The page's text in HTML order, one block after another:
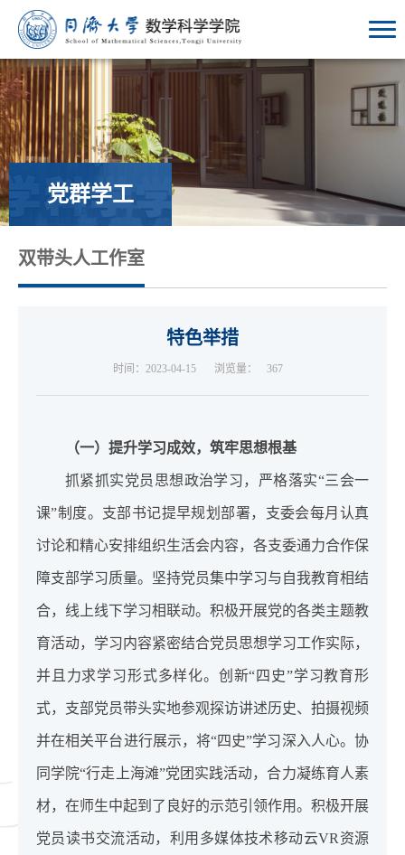
党群学工
双带头人工作室
特色举措
时间：2023-04-15 浏览量： 367
（一）提升学习成效，筑牢思想根基
抓紧抓实党员思想政治学习，严格落实“三会一
课”制度。支部书记提早规划部署，支委会每月认真
讨论和精心安排组织生活会内容，各支委通力合作保
障支部学习质量。坚持党员集中学习与自我教育相结
合，线上线下学习相联动。积极开展党的各类主题教
育活动，学习内容紧密结合党员思想学习工作实际，
并且力求学习形式多样化。创新“四史”学习教育形
式，支部党员带头实地参观探访讲述历史、拍摄视频
并在相关平台进行展示，将“四史”学习深入人心。协
同学院“行走上海滩”党团实践活动，合力凝练育人素
材，在师生中起到了良好的示范引领作用。积极开展
党员读书交流活动，利用多媒体技术移动云VR资源